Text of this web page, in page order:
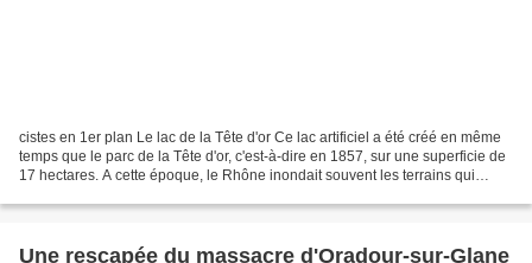
cistes en 1er plan Le lac de la Tête d'or Ce lac artificiel a été créé en même
temps que le parc de la Tête d'or, c'est-à-dire en 1857, sur une superficie de
17 hectares. A cette époque, le Rhône inondait souvent les terrains qui
Une rescapée du massacre d'Oradour-sur-Glane